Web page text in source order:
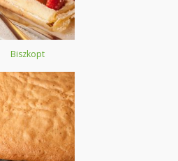
Biszkopt